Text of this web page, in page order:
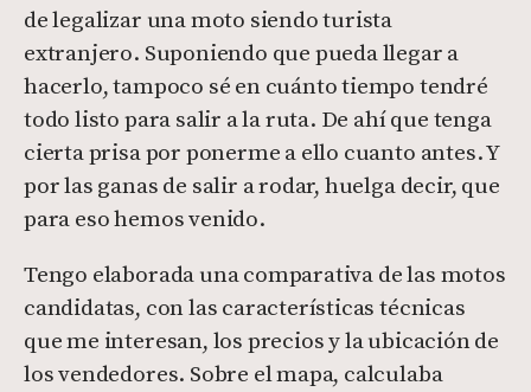
de legalizar una moto siendo turista
extranjero. Suponiendo que pueda llegar a
hacerlo, tampoco sé en cuánto tiempo tendré
todo listo para salir a la ruta. De ahí que tenga
cierta prisa por ponerme a ello cuanto antes. Y
por las ganas de salir a rodar, huelga decir, que
para eso hemos venido.
Tengo elaborada una comparativa de las motos
candidatas, con las características técnicas
que me interesan, los precios y la ubicación de
los vendedores. Sobre el mapa, calculaba